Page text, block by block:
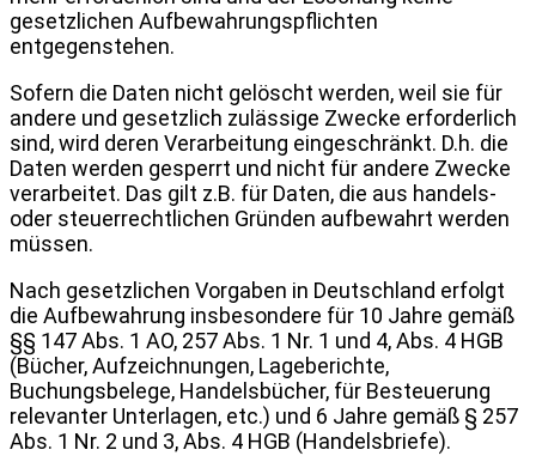
gesetzlichen Aufbewahrungspflichten
entgegenstehen.
Sofern die Daten nicht gelöscht werden, weil sie für
andere und gesetzlich zulässige Zwecke erforderlich
sind, wird deren Verarbeitung eingeschränkt. D.h. die
Daten werden gesperrt und nicht für andere Zwecke
verarbeitet. Das gilt z.B. für Daten, die aus handels-
oder steuerrechtlichen Gründen aufbewahrt werden
müssen.
Nach gesetzlichen Vorgaben in Deutschland erfolgt
die Aufbewahrung insbesondere für 10 Jahre gemäß
§§ 147 Abs. 1 AO, 257 Abs. 1 Nr. 1 und 4, Abs. 4 HGB
(Bücher, Aufzeichnungen, Lageberichte,
Buchungsbelege, Handelsbücher, für Besteuerung
relevanter Unterlagen, etc.) und 6 Jahre gemäß § 257
Abs. 1 Nr. 2 und 3, Abs. 4 HGB (Handelsbriefe).